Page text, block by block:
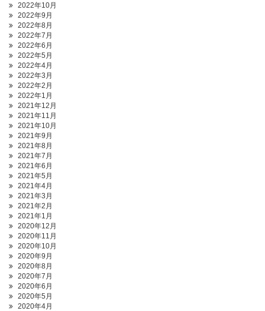
2022年10月
2022年9月
2022年8月
2022年7月
2022年6月
2022年5月
2022年4月
2022年3月
2022年2月
2022年1月
2021年12月
2021年11月
2021年10月
2021年9月
2021年8月
2021年7月
2021年6月
2021年5月
2021年4月
2021年3月
2021年2月
2021年1月
2020年12月
2020年11月
2020年10月
2020年9月
2020年8月
2020年7月
2020年6月
2020年5月
2020年4月